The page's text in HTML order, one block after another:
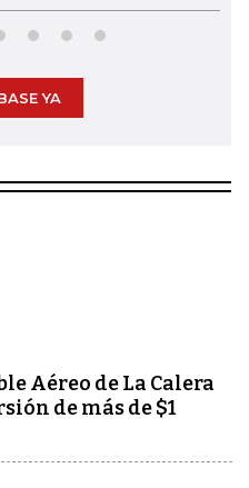
YA
Aéreo de La Calera
de más de $1